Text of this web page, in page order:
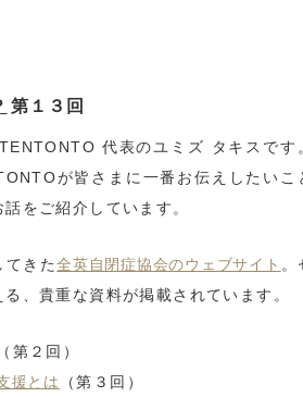
第１３回
代表のユミズ タキスです
が皆さまに一番お伝えしたいこ
をご紹介しています。
てきた全英自閉症協会のウェブサイト 。
、貴重な資料が掲載されています。
（第２回）
援とは （第３回）